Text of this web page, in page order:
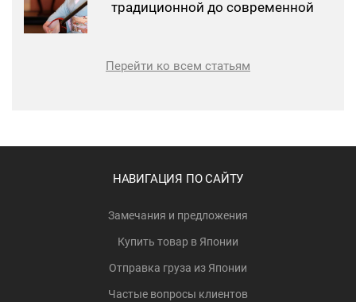
традиционной до современной
Перейти ко всем статьям
НАВИГАЦИЯ ПО САЙТУ
Замечания и предложения
Купить товар в Японии
Отправка груза из Японии
Частые вопросы клиентов